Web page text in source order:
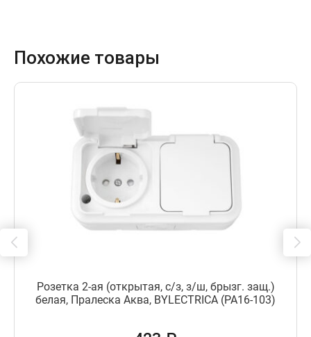
Похожие товары
Розетка 2-ая (открытая, с/з, з/ш, брызг. защ.)
белая, Пралеска Аква, BYLECTRICA (РА16-103)